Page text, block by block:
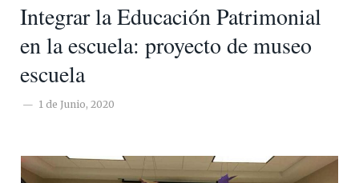
Integrar la Educación Patrimonial
en la escuela: proyecto de museo
escuela
1 de Junio, 2020